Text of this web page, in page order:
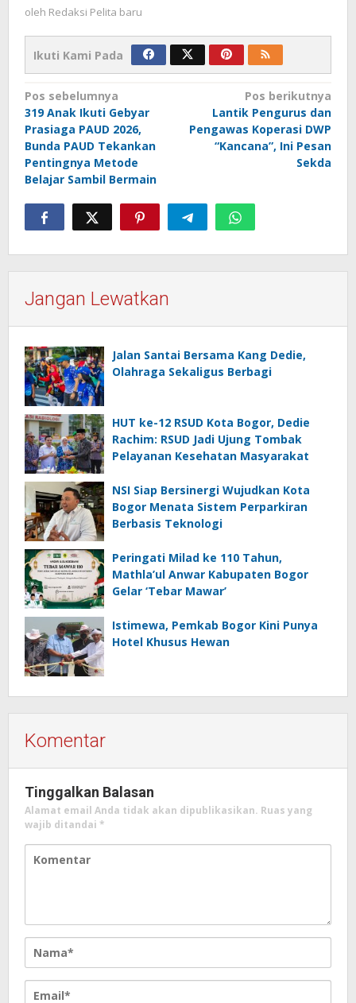
oleh Redaksi Pelita baru
Ikuti Kami Pada
Navigasi
pos
Pos sebelumnya
319 Anak Ikuti Gebyar
Prasiaga PAUD 2026,
Bunda PAUD Tekankan
Pentingnya Metode
Belajar Sambil Bermain
Pos berikutnya
Lantik Pengurus dan
Pengawas Koperasi DWP
“Kancana”, Ini Pesan
Sekda
Jangan Lewatkan
Jalan Santai Bersama Kang Dedie,
Olahraga Sekaligus Berbagi
HUT ke-12 RSUD Kota Bogor, Dedie
Rachim: RSUD Jadi Ujung Tombak
Pelayanan Kesehatan Masyarakat
NSI Siap Bersinergi Wujudkan Kota
Bogor Menata Sistem Perparkiran
Berbasis Teknologi
Peringati Milad ke 110 Tahun,
Mathla’ul Anwar Kabupaten Bogor
Gelar ‘Tebar Mawar’
Istimewa, Pemkab Bogor Kini Punya
Hotel Khusus Hewan
Komentar
Tinggalkan Balasan
Alamat email Anda tidak akan dipublikasikan. Ruas yang
wajib ditandai *